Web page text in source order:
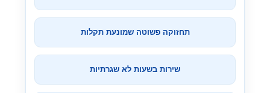
תחזוקה פשוטה שמונעת תקלות
שירות בשעות לא שגרתיות